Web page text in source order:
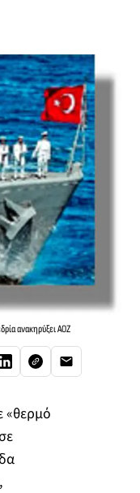
ανακηρύξει ΑΟΖ
«θερμό